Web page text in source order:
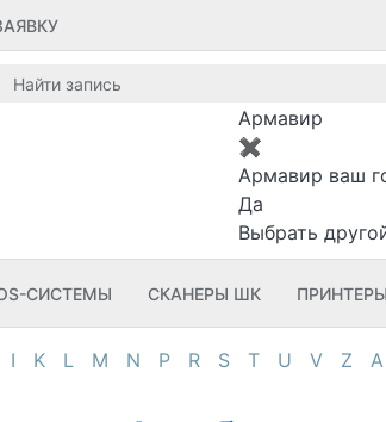
Армавир
✖
Армавир ваш
Да
Выбрать
СИСТЕМЫ СКАНЕРЫ ШК
I K L M N P R S T U V Z А